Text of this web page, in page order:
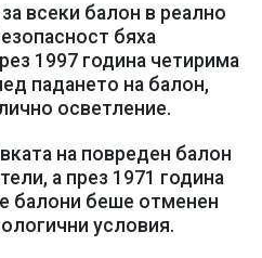
всеки балон в реално
бяха
1997 година четирима
падането на балон,
осветление.
на повреден балон
а през 1971 година
балони беше отменен
условия.